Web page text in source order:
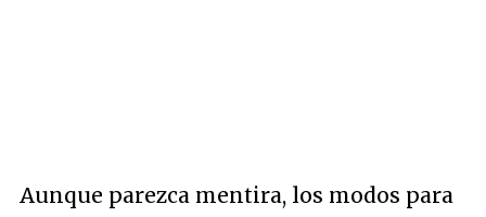
Aunque parezca mentira, los modos para